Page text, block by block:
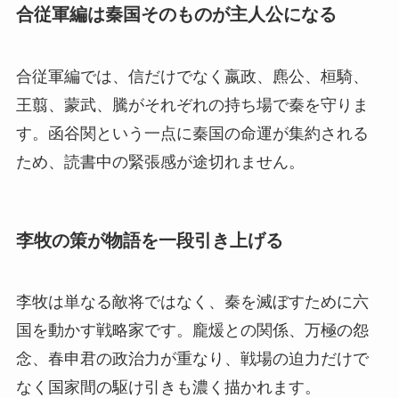
合従軍編は秦国そのものが主人公になる
合従軍編では、信だけでなく嬴政、麃公、桓騎、
王翦、蒙武、騰がそれぞれの持ち場で秦を守りま
す。函谷関という一点に秦国の命運が集約される
ため、読書中の緊張感が途切れません。
李牧の策が物語を一段引き上げる
李牧は単なる敵将ではなく、秦を滅ぼすために六
国を動かす戦略家です。龐煖との関係、万極の怨
念、春申君の政治力が重なり、戦場の迫力だけで
なく国家間の駆け引きも濃く描かれます。